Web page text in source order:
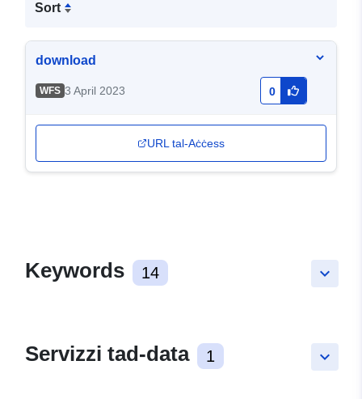
Sort
download
WFS 3 April 2023 0
URL tal-Aċċess
keyboard_arrow_down
Keywords 14
keyboard_arrow_down
Servizzi tad-data 1